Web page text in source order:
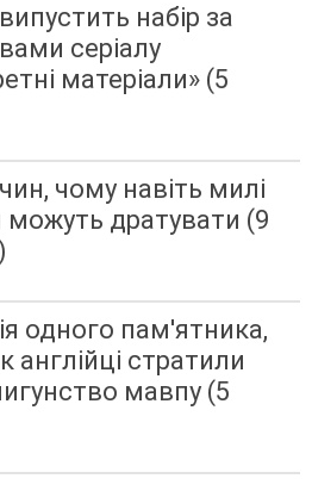
набір за
серіалу
матеріали» (5
чому навіть милі
дратувати (9
одного пам'ятника,
англійці стратили
мавпу (5